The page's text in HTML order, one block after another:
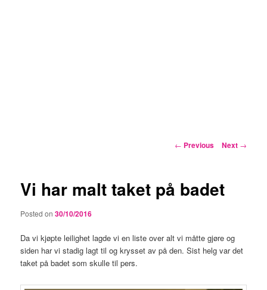
Post
← Previous Next →
Vi har malt taket på badet
Posted on30/10/2016
Da vi kjøpte leilighet lagde vi en liste over alt vi måtte gjøre og
siden har vi stadig lagt til og krysset av på den. Sist helg var det
taket på badet som skulle til pers.